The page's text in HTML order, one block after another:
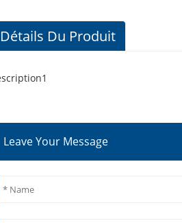
Détails Du Produit
Leave Your Message